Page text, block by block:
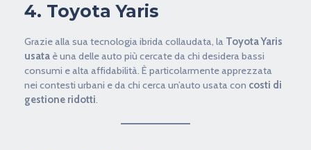
4. Toyota Yaris
Grazie alla sua tecnologia ibrida collaudata, la Toyota Yaris
usata è una delle auto più cercate da chi desidera bassi
consumi e alta affidabilità. È particolarmente apprezzata
nei contesti urbani e da chi cerca un’auto usata con costi di
gestione ridotti